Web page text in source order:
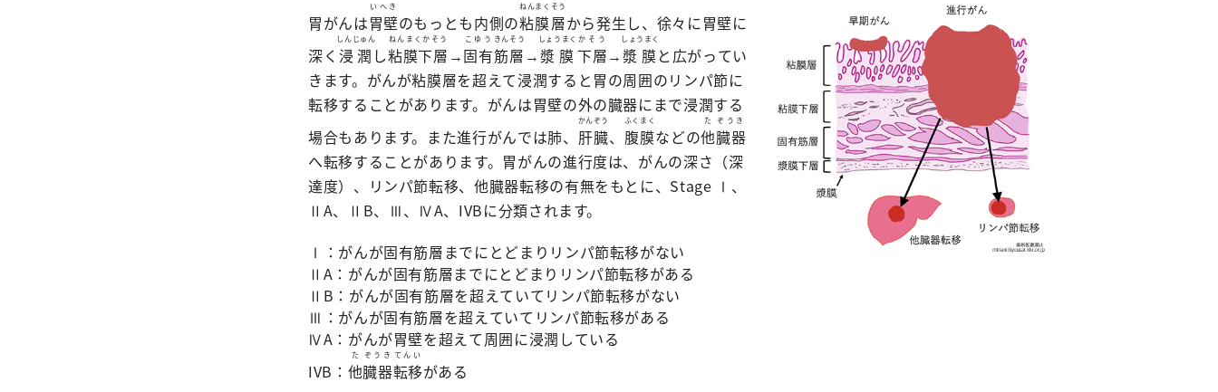
胃がんは胃壁
いへき
のもっとも内側の粘膜
ねんまく
層
そう
から発生し、徐々に胃壁に
深く 浸潤
しんじゅん
し粘膜下層
ねんまくかそう
→固有
こゆう
筋層
きんそう
→漿膜
しょうまく
下層
かそう
→漿膜
しょうまく
と広がってい
きます。がんが粘膜層を超えて浸潤すると胃の周囲のリンパ節に
転移することがあります。がんは胃壁の外の臓器にまで浸潤する
場合もあります。また進行がんでは肺、 肝臓
かんぞう
、 腹膜
ふくまく
などの他
た
臓器
ぞうき
へ転移することがあります。胃がんの進行度は、がんの深さ（深
達度）、リンパ節転移、他臓器転移の有無をもとに、Stage Ⅰ、
ⅡA、ⅡB、Ⅲ、ⅣA、IVBに分類されます。
Ⅰ：がんが固有筋層までにとどまりリンパ節転移がない
ⅡA：がんが固有筋層までにとどまりリンパ節転移がある
ⅡB：がんが固有筋層を超えていてリンパ節転移がない
Ⅲ：がんが固有筋層を超えていてリンパ節転移がある
ⅣA：がんが胃壁を超えて周囲に浸潤している
IVB： 他
た
臓器
ぞうき
転移
てんい
がある